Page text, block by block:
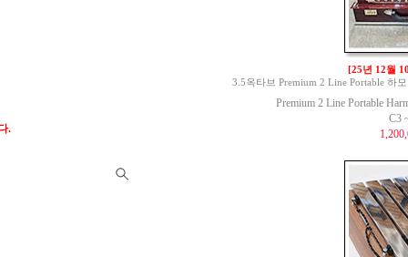
.
[25년 12월
3.5옥타브 Premium 2 Line Portable 하
Premium 2 Line Portable
C3